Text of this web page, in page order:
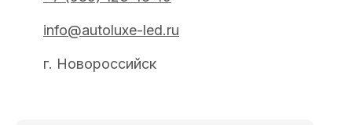
info@autoluxe-led.ru
г. Новороссийск